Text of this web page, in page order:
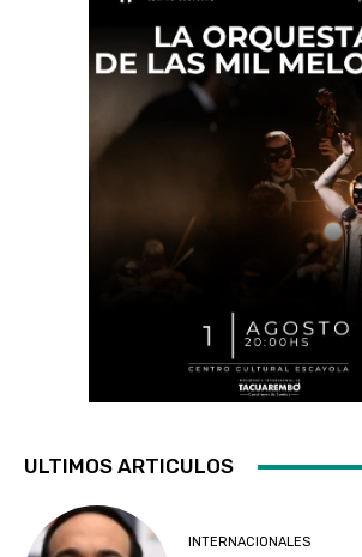
ULTIMOS ARTICULOS
INTERNACIONALES